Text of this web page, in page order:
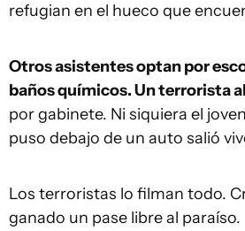
refugian en el hueco que
Otros asistentes optan por
baños químicos. Un terrorista
por gabinete. Ni siquiera el
puso debajo de un auto salió
Los terroristas lo filman todo.
ganado un pase libre al paraíso.